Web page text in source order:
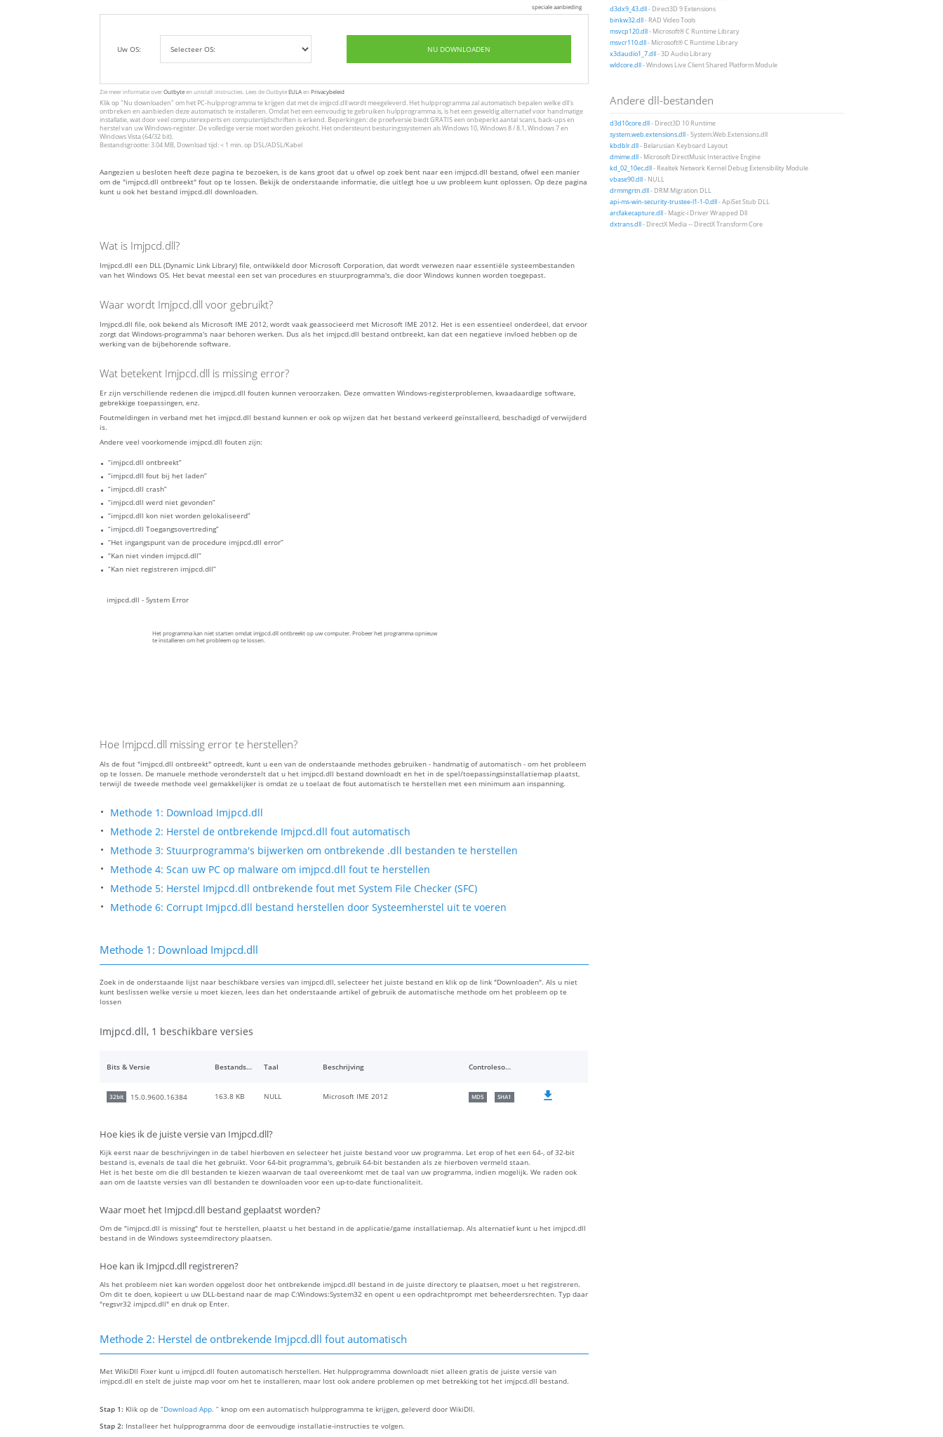
speciale aanbieding
Uw OS: NU DOWNLOADEN
Zie meer informatie overOutbyteen unistall :instructies. Lees de OutbyteEULAenPrivacybeleid
Klik op "Nu downloaden" om het PC-hulpprogramma te krijgen dat met de imjpcd.dll wordt meegeleverd. Het hulpprogramma zal automatisch bepalen welke dll's
ontbreken en aanbieden deze automatisch te installeren. Omdat het een eenvoudig te gebruiken hulpprogramma is, is het een geweldig alternatief voor handmatige
installatie, wat door veel computerexperts en computertijdschriften is erkend. Beperkingen: de proefversie biedt GRATIS een onbeperkt aantal scans, back-ups en
herstel van uw Windows-register. De volledige versie moet worden gekocht. Het ondersteunt besturingssystemen als Windows 10, Windows 8 / 8.1, Windows 7 en
Windows Vista (64/32 bit).
Bestandsgrootte: 3.04 MB, Download tijd: < 1 min. op DSL/ADSL/Kabel
Aangezien u besloten heeft deze pagina te bezoeken, is de kans groot dat u ofwel op zoek bent naar een imjpcd.dll bestand, ofwel een manier
om de "imjpcd.dll ontbreekt" fout op te lossen. Bekijk de onderstaande informatie, die uitlegt hoe u uw probleem kunt oplossen. Op deze pagina
kunt u ook het bestand imjpcd.dll downloaden.
Wat is Imjpcd.dll?
Imjpcd.dll een DLL (Dynamic Link Library) file, ontwikkeld door Microsoft Corporation, dat wordt verwezen naar essentiële systeembestanden
van het Windows OS. Het bevat meestal een set van procedures en stuurprogramma's, die door Windows kunnen worden toegepast.
Waar wordt Imjpcd.dll voor gebruikt?
Imjpcd.dll file, ook bekend als Microsoft IME 2012, wordt vaak geassocieerd met Microsoft IME 2012. Het is een essentieel onderdeel, dat ervoor
zorgt dat Windows-programma's naar behoren werken. Dus als het imjpcd.dll bestand ontbreekt, kan dat een negatieve invloed hebben op de
werking van de bijbehorende software.
Wat betekent Imjpcd.dll is missing error?
Er zijn verschillende redenen die imjpcd.dll fouten kunnen veroorzaken. Deze omvatten Windows-registerproblemen, kwaadaardige software,
gebrekkige toepassingen, enz.
Foutmeldingen in verband met het imjpcd.dll bestand kunnen er ook op wijzen dat het bestand verkeerd geïnstalleerd, beschadigd of verwijderd
is.
Andere veel voorkomende imjpcd.dll fouten zijn:
“imjpcd.dll ontbreekt”
“imjpcd.dll fout bij het laden”
“imjpcd.dll crash”
“imjpcd.dll werd niet gevonden”
“imjpcd.dll kon niet worden gelokaliseerd”
“imjpcd.dll Toegangsovertreding”
“Het ingangspunt van de procedure imjpcd.dll error”
“Kan niet vinden imjpcd.dll”
“Kan niet registreren imjpcd.dll”
imjpcd.dll - System Error
Het programma kan niet starten omdat imjpcd.dll ontbreekt op uw computer. Probeer het programma opnieuw
te installeren om het probleem op te lossen.
Hoe Imjpcd.dll missing error te herstellen?
Als de fout "imjpcd.dll ontbreekt" optreedt, kunt u een van de onderstaande methodes gebruiken - handmatig of automatisch - om het probleem
op te lossen. De manuele methode veronderstelt dat u het imjpcd.dll bestand downloadt en het in de spel/toepassingsinstallatiemap plaatst,
terwijl de tweede methode veel gemakkelijker is omdat ze u toelaat de fout automatisch te herstellen met een minimum aan inspanning.
Methode 1: Download Imjpcd.dll
Methode 2: Herstel de ontbrekende Imjpcd.dll fout automatisch
Methode 3: Stuurprogramma's bijwerken om ontbrekende .dll bestanden te herstellen
Methode 4: Scan uw PC op malware om imjpcd.dll fout te herstellen
Methode 5: Herstel Imjpcd.dll ontbrekende fout met System File Checker (SFC)
Methode 6: Corrupt Imjpcd.dll bestand herstellen door Systeemherstel uit te voeren
Methode 1: Download Imjpcd.dll
Zoek in de onderstaande lijst naar beschikbare versies van imjpcd.dll, selecteer het juiste bestand en klik op de link "Downloaden". Als u niet
kunt beslissen welke versie u moet kiezen, lees dan het onderstaande artikel of gebruik de automatische methode om het probleem op te
lossen
Imjpcd.dll, 1 beschikbare versies
Bits & Versie Bestandsgrootte Taal Beschrijving Controlesommen
32bit 15.0.9600.16384 163.8 KB NULL Microsoft IME 2012 MD5 SHA1
Hoe kies ik de juiste versie van Imjpcd.dll?
Kijk eerst naar de beschrijvingen in de tabel hierboven en selecteer het juiste bestand voor uw programma. Let erop of het een 64-, of 32-bit
bestand is, evenals de taal die het gebruikt. Voor 64-bit programma's, gebruik 64-bit bestanden als ze hierboven vermeld staan.
Het is het beste om die dll bestanden te kiezen waarvan de taal overeenkomt met de taal van uw programma, indien mogelijk. We raden ook
aan om de laatste versies van dll bestanden te downloaden voor een up-to-date functionaliteit.
Waar moet het Imjpcd.dll bestand geplaatst worden?
Om de "imjpcd.dll is missing" fout te herstellen, plaatst u het bestand in de applicatie/game installatiemap. Als alternatief kunt u het imjpcd.dll
bestand in de Windows systeemdirectory plaatsen.
Hoe kan ik Imjpcd.dll registreren?
Als het probleem niet kan worden opgelost door het ontbrekende imjpcd.dll bestand in de juiste directory te plaatsen, moet u het registreren.
Om dit te doen, kopieert u uw DLL-bestand naar de map C:Windows:System32 en opent u een opdrachtprompt met beheerdersrechten. Typ daar
"regsvr32 imjpcd.dll" en druk op Enter.
Methode 2: Herstel de ontbrekende Imjpcd.dll fout automatisch
Met WikiDll Fixer kunt u imjpcd.dll fouten automatisch herstellen. Het hulpprogramma downloadt niet alleen gratis de juiste versie van
imjpcd.dll en stelt de juiste map voor om het te installeren, maar lost ook andere problemen op met betrekking tot het imjpcd.dll bestand.
Stap 1: Klik op de “Download App. ” knop om een automatisch hulpprogramma te krijgen, geleverd door WikiDll.
Stap 2: Installeer het hulpprogramma door de eenvoudige installatie-instructies te volgen.
d3dx9_43.dll- Direct3D 9 Extensions
binkw32.dll- RAD Video Tools
msvcp120.dll- Microsoft® C Runtime Library
msvcr110.dll- Microsoft® C Runtime Library
x3daudio1_7.dll- 3D Audio Library
wldcore.dll- Windows Live Client Shared Platform Module
Andere dll-bestanden
d3d10core.dll- Direct3D 10 Runtime
system.web.extensions.dll- System.Web.Extensions.dll
kbdblr.dll- Belarusian Keyboard Layout
dmime.dll- Microsoft DirectMusic Interactive Engine
kd_02_10ec.dll- Realtek Network Kernel Debug Extensibility Module
vbase90.dll- NULL
drmmgrtn.dll- DRM Migration DLL
api-ms-win-security-trustee-l1-1-0.dll- ApiSet Stub DLL
arcfakecapture.dll- Magic-i Driver Wrapped Dll
dxtrans.dll- DirectX Media -- DirectX Transform Core